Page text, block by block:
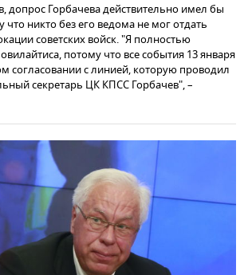
допрос Горбачева действительно имел бы
что никто без его ведома не мог отдать
советских войск. "Я полностью
потому что все события 13 января
согласовании с линией, которую проводил
секретарь ЦК КПСС Горбачев", –